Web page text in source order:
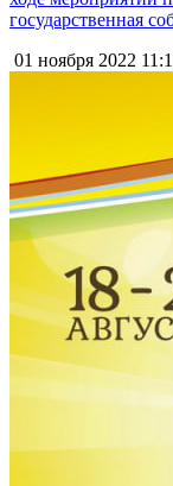
государственная
01 ноября 2022